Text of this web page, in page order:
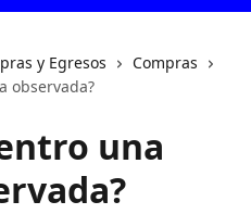
y Egresos
Compras
observada?
una